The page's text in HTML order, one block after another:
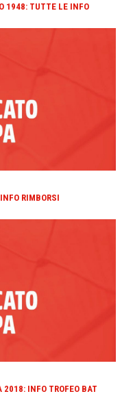
1948: TUTTE LE INFO
RIMBORSI
INFO TROFEO BAT